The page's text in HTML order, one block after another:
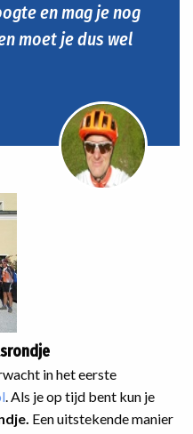
en mag je nog
moet je dus wel
in het eerste
. Als je op tijd bent kun je
Een uitstekende manier